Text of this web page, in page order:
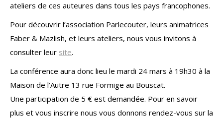
ateliers de ces auteures dans tous les pays francophones.
Pour découvrir l’association Parlecouter, leurs animatrices
Faber & Mazlish, et leurs ateliers, nous vous invitons à
consulter leur site.
La conférence aura donc lieu le mardi 24 mars à 19h30 à la
Maison de l’Autre 13 rue Formige au Bouscat.
Une participation de 5 € est demandée. Pour en savoir
plus et vous inscrire nous vous donnons rendez-vous sur la